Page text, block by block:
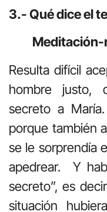
3.- Qué dice el
Meditación-
Resulta difícil
hombre justo,
secreto a
porque también
se le sorprendía
apedrear. Y
secreto”, es
situación